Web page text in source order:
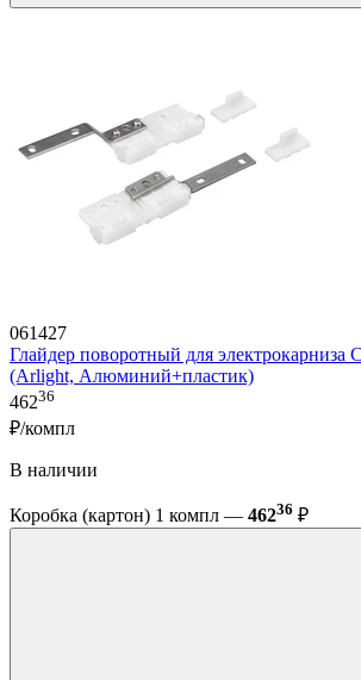
061427
Глайдер поворотный для электрокарниза
(Arlight, Алюминий+пластик)
46236
₽/компл
В наличии
Коробка (картон) 1 компл — 46236 ₽